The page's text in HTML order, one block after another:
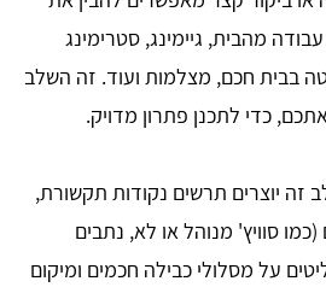
מהבית, גיימינג, סטרימינג
בבית חכם, מצלמות ועוד. זה השלב
כדי לתכנן פתרון מדויק.
זה יוצרים תרשים נקודות תקשורת,
סוויץ' מנוהל או לא, נתבים
על מסלולי כבילה חכמים ומיקום